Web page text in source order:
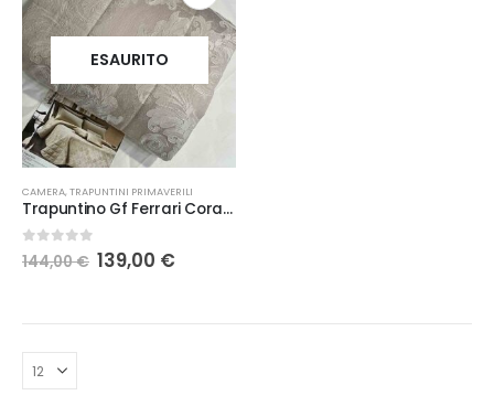
ESAURITO
CAMERA,TRAPUNTINI PRIMAVERILI
Trapuntino Gf Ferrari Cora cipria
0 Su 5
144,00€ Il
prezzo
144,00 €.
139,00 €Il
139,00 €.